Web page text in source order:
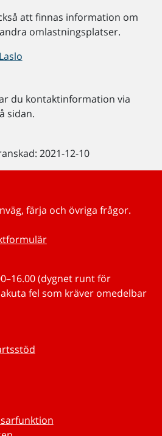
att finnas information om
omlastningsplatser.
du kontaktinformation via
sidan.
2021-12-10
färja och övriga frågor.
(dygnet runt för
fel som kräver omedelbar